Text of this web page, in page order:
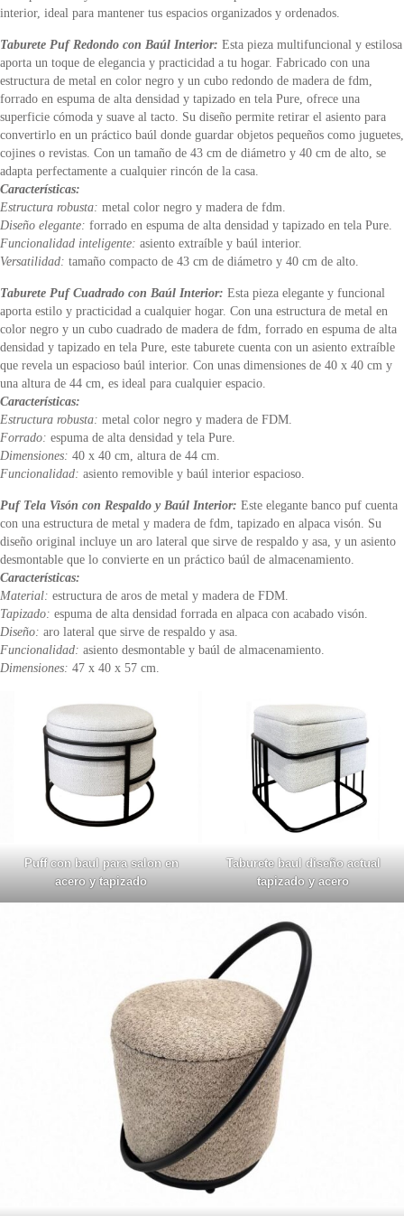
interior, ideal para mantener tus espacios organizados y ordenados.
Taburete Puf Redondo con Baúl Interior: Esta pieza multifuncional y estilosa
aporta un toque de elegancia y practicidad a tu hogar. Fabricado con una
estructura de metal en color negro y un cubo redondo de madera de fdm,
forrado en espuma de alta densidad y tapizado en tela Pure, ofrece una
superficie cómoda y suave al tacto. Su diseño permite retirar el asiento para
convertirlo en un práctico baúl donde guardar objetos pequeños como juguetes,
cojines o revistas. Con un tamaño de 43 cm de diámetro y 40 cm de alto, se
adapta perfectamente a cualquier rincón de la casa.
Características:
Estructura robusta: metal color negro y madera de fdm.
Diseño elegante: forrado en espuma de alta densidad y tapizado en tela Pure.
Funcionalidad inteligente: asiento extraíble y baúl interior.
Versatilidad: tamaño compacto de 43 cm de diámetro y 40 cm de alto.
Taburete Puf Cuadrado con Baúl Interior: Esta pieza elegante y funcional
aporta estilo y practicidad a cualquier hogar. Con una estructura de metal en
color negro y un cubo cuadrado de madera de fdm, forrado en espuma de alta
densidad y tapizado en tela Pure, este taburete cuenta con un asiento extraíble
que revela un espacioso baúl interior. Con unas dimensiones de 40 x 40 cm y
una altura de 44 cm, es ideal para cualquier espacio.
Características:
Estructura robusta: metal color negro y madera de FDM.
Forrado: espuma de alta densidad y tela Pure.
Dimensiones: 40 x 40 cm, altura de 44 cm.
Funcionalidad: asiento removible y baúl interior espacioso.
Puf Tela Visón con Respaldo y Baúl Interior: Este elegante banco puf cuenta
con una estructura de metal y madera de fdm, tapizado en alpaca visón. Su
diseño original incluye un aro lateral que sirve de respaldo y asa, y un asiento
desmontable que lo convierte en un práctico baúl de almacenamiento.
Características:
Material: estructura de aros de metal y madera de FDM.
Tapizado: espuma de alta densidad forrada en alpaca con acabado visón.
Diseño: aro lateral que sirve de respaldo y asa.
Funcionalidad: asiento desmontable y baúl de almacenamiento.
Dimensiones: 47 x 40 x 57 cm.
Puff con baul para salon en
acero y tapizado
Taburete baul diseño actual
tapizado y acero